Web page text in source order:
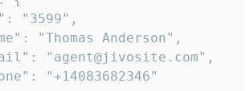
"3599",
"Thomas Anderson",
"agent@jivosite.com",
"+14083682346"